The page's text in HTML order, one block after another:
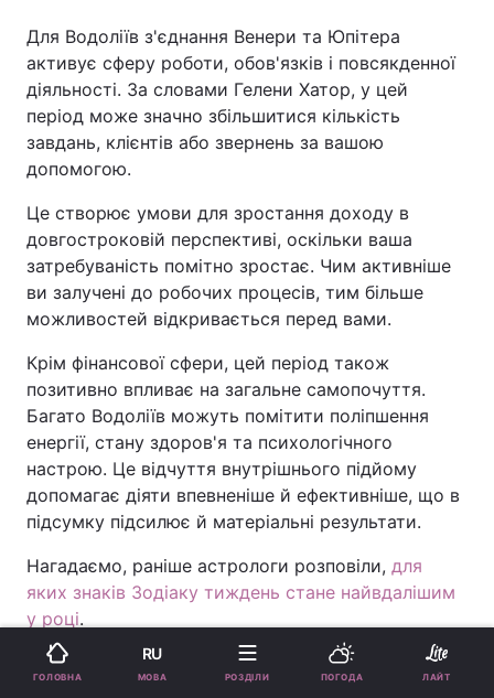
Для Водоліїв з'єднання Венери та Юпітера
активує сферу роботи, обов'язків і повсякденної
діяльності. За словами Гелени Хатор, у цей
період може значно збільшитися кількість
завдань, клієнтів або звернень за вашою
допомогою.
Це створює умови для зростання доходу в
довгостроковій перспективі, оскільки ваша
затребуваність помітно зростає. Чим активніше
ви залучені до робочих процесів, тим більше
можливостей відкривається перед вами.
Крім фінансової сфери, цей період також
позитивно впливає на загальне самопочуття.
Багато Водоліїв можуть помітити поліпшення
енергії, стану здоров'я та психологічного
настрою. Це відчуття внутрішнього підйому
допомагає діяти впевненіше й ефективніше, що в
підсумку підсилює й матеріальні результати.
Нагадаємо, раніше астрологи розповіли, для
яких знаків Зодіаку тиждень стане найвдалішим
у році.
ГОЛОВНА
RU
МОВА РОЗДІЛИ ПОГОДА ЛАЙТ